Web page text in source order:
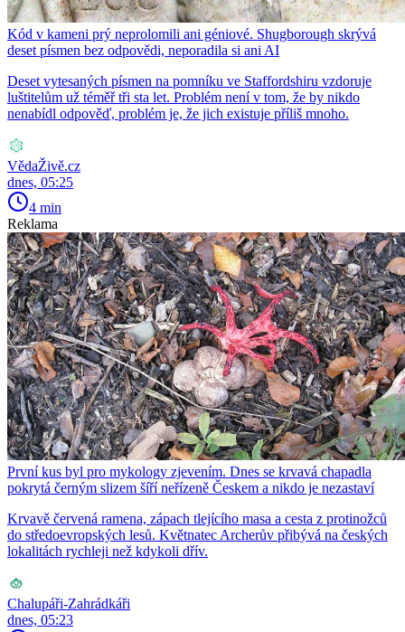
Kód v kameni prý neprolomili ani géniové. Shugborough skrývá
deset písmen bez odpovědi, neporadila si ani AI
Deset vytesaných písmen na pomníku ve Staffordshiru vzdoruje
luštitelům už téměř tři sta let. Problém není v tom, že by nikdo
nenabídl odpověď, problém je, že jich existuje příliš mnoho.
VědaŽivě.cz
dnes, 05:25
4 min
Reklama
První kus byl pro mykology zjevením. Dnes se krvavá chapadla
pokrytá černým slizem šíří neřízeně Českem a nikdo je nezastaví
Krvavě červená ramena, zápach tlejícího masa a cesta z protinožců
do středoevropských lesů. Květnatec Archerův přibývá na českých
lokalitách rychleji než kdykoli dřív.
Chalupáři-Zahrádkáři
dnes, 05:23